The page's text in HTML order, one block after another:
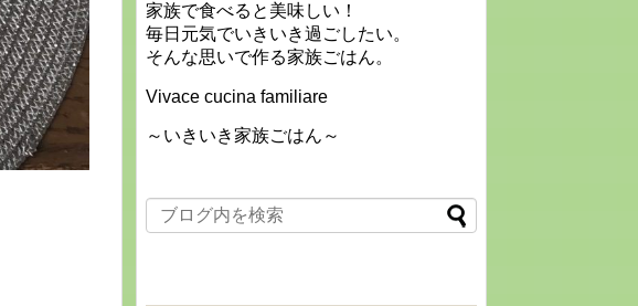
家族で食べると美味しい！
毎日元気でいきいき過ごしたい。
そんな思いで作る家族ごはん。
Vivace cucina familiare
～いきいき家族ごはん～